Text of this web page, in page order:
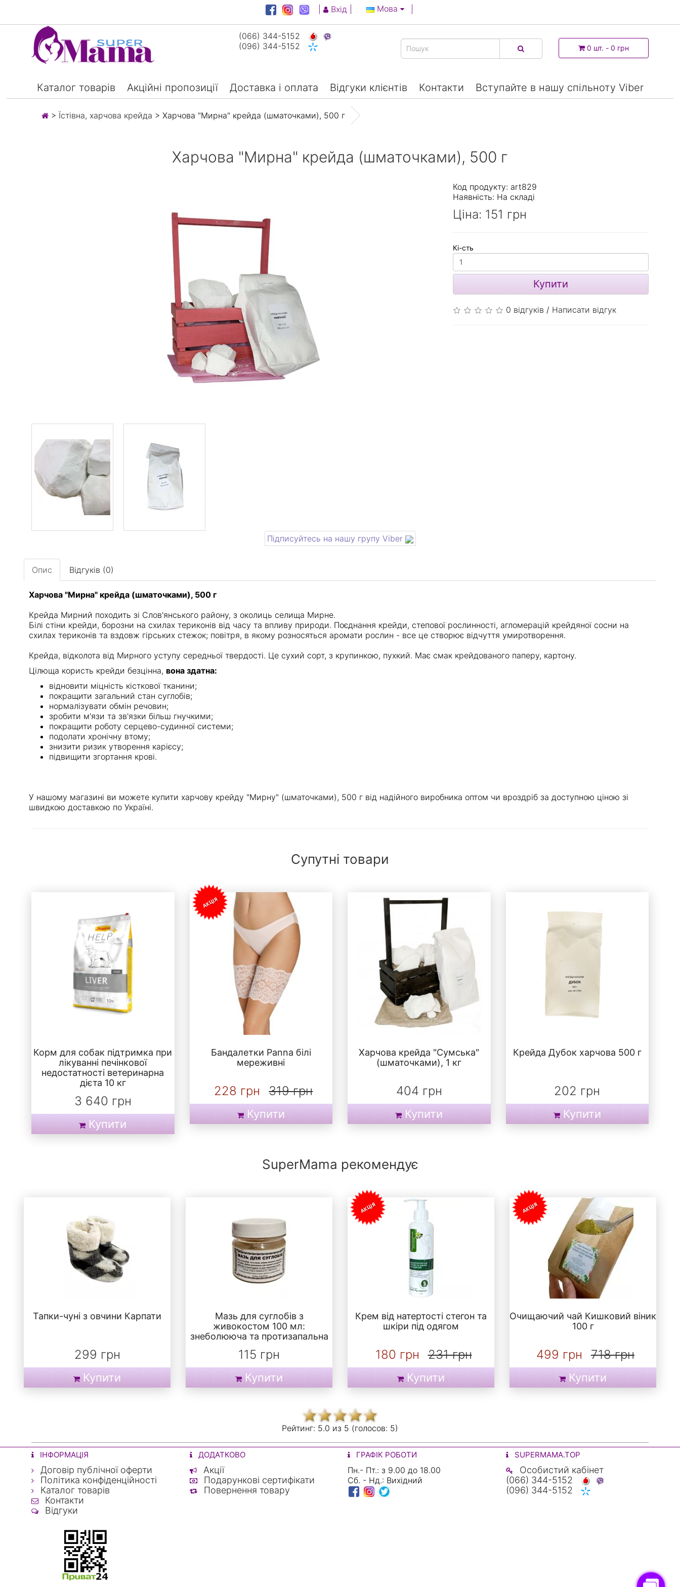
Вхід Мова
(066) 344-5152
(096) 344-5152
0 шт. - 0 грн
Каталог товарів Акційні пропозиції Доставка і оплата Відгуки клієнтів Контакти Вступайте в нашу спільноту Viber
> Їстівна, харчова крейда > Харчова "Мирна" крейда (шматочками), 500 г
Харчова "Мирна" крейда (шматочками), 500 г
Код продукту: art829
Наявність: На складі
Ціна: 151 грн
Кі-сть
Купити
0 відгуків / Написати відгук
Підписуйтесь на нашу групу Viber
Опис Відгуків (0)
Харчова "Мирна" крейда (шматочками), 500 г
Крейда Мирний походить зі Слов'янського району, з околиць селища Мирне.
Білі стіни крейди, борозни на схилах териконів від часу та впливу природи. Поєднання крейди, степової рослинності, агломерацій крейдяної сосни на
схилах териконів та вздовж гірських стежок; повітря, в якому розносяться аромати рослин - все це створює відчуття умиротворення.
Крейда, відколота від Мирного уступу середньої твердості. Це сухий сорт, з крупинкою, пухкий. Має смак крейдованого паперу, картону.
Цілюща користь крейди безцінна, вона здатна:
відновити міцність кісткової тканини;
покращити загальний стан суглобів;
нормалізувати обмін речовин;
зробити м'язи та зв'язки більш гнучкими;
покращити роботу серцево-судинної системи;
подолати хронічну втому;
знизити ризик утворення карієсу;
підвищити згортання крові.
У нашому магазині ви можете купити харчову крейду "Мирну" (шматочками), 500 г від надійного виробника оптом чи вроздріб за доступною ціною зі
швидкою доставкою по Україні.
Супутні товари
Корм для собак підтримка при
лікуванні печінкової
недостатності ветеринарна
дієта 10 кг
3 640 грн
Купити
Бандалетки Panna білі
мереживні
АКЦІЯ
228 грн 319 грн
Купити
Харчова крейда "Сумська"
(шматочками), 1 кг
404 грн
Купити
Крейда Дубок харчова 500 г
202 грн
Купити
SuperMama рекомендує
Тапки-чуні з овчини Карпати
299 грн
Купити
Мазь для суглобів з
живокостом 100 мл:
знеболююча та протизапальна
115 грн
Купити
Крем від натертості стегон та
шкіри під одягом
АКЦІЯ
180 грн 231 грн
Купити
Очищаючий чай Кишковий віник
100 г
АКЦІЯ
499 грн 718 грн
Купити
Рейтинг: 5.0 из 5 (голосов: 5)
ІНФОРМАЦІЯ
Договір публічної оферти
Політика конфіденційності
Каталог товарів
Контакти
Відгуки
ДОДАТКОВО
Акції
Подарункові сертифікати
Повернення товару
ГРАФІК РОБОТИ
Пн.- Пт.: з 9.00 до 18.00
Сб. - Нд.: Вихідний
SUPERMAMA.TOP
Особистий кабінет
(066) 344-5152
(096) 344-5152